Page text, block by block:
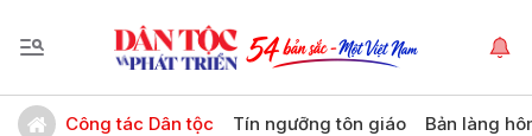
Công tác Dân tộc Tín ngưỡng tôn giáo Bản làng
Gửi bình luận